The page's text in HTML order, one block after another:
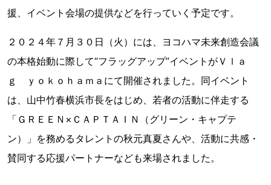
援、イベント会場の提供などを行っていく予定です。
２０２４年７月３０日（火）には、ヨコハマ未来創造会議
の本格始動に際して“フラッグアップ”イベントがＶｌａ
ｇ ｙｏｋｏｈａｍａにて開催されました。同イベント
は、山中竹春横浜市長をはじめ、若者の活動に伴走する
「ＧＲＥＥＮ×ＣＡＰＴＡＩＮ（グリーン・キャプテ
ン）」を務めるタレントの秋元真夏さんや、活動に共感・
賛同する応援パートナーなども来場されました。